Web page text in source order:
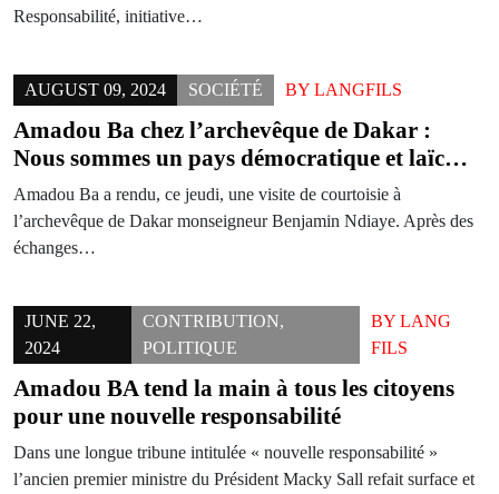
Responsabilité, initiative…
AUGUST 09, 2024 SOCIÉTÉ BY LANGFILS
Amadou Ba chez l’archevêque de Dakar :
Nous sommes un pays démocratique et laïc…
Amadou Ba a rendu, ce jeudi, une visite de courtoisie à
l’archevêque de Dakar monseigneur Benjamin Ndiaye. Après des
échanges…
JUNE 22,
2024
CONTRIBUTION,
POLITIQUE
BY LANG
FILS
Amadou BA tend la main à tous les citoyens
pour une nouvelle responsabilité
Dans une longue tribune intitulée « nouvelle responsabilité »
l’ancien premier ministre du Président Macky Sall refait surface et